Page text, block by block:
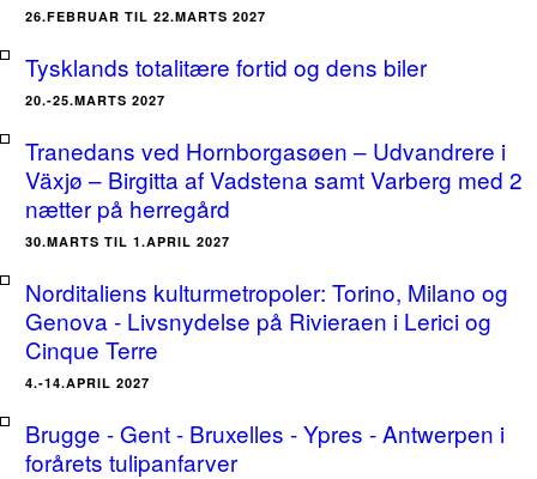
26.FEBRUAR TIL 22.MARTS 2027
Tysklands totalitære fortid og dens biler
20.-25.MARTS 2027
Tranedans ved Hornborgasøen – Udvandrere i
Växjø – Birgitta af Vadstena samt Varberg med 2
nætter på herregård
30.MARTS TIL 1.APRIL 2027
Norditaliens kulturmetropoler: Torino, Milano og
Genova - Livsnydelse på Rivieraen i Lerici og
Cinque Terre
4.-14.APRIL 2027
Brugge - Gent - Bruxelles - Ypres - Antwerpen i
forårets tulipanfarver